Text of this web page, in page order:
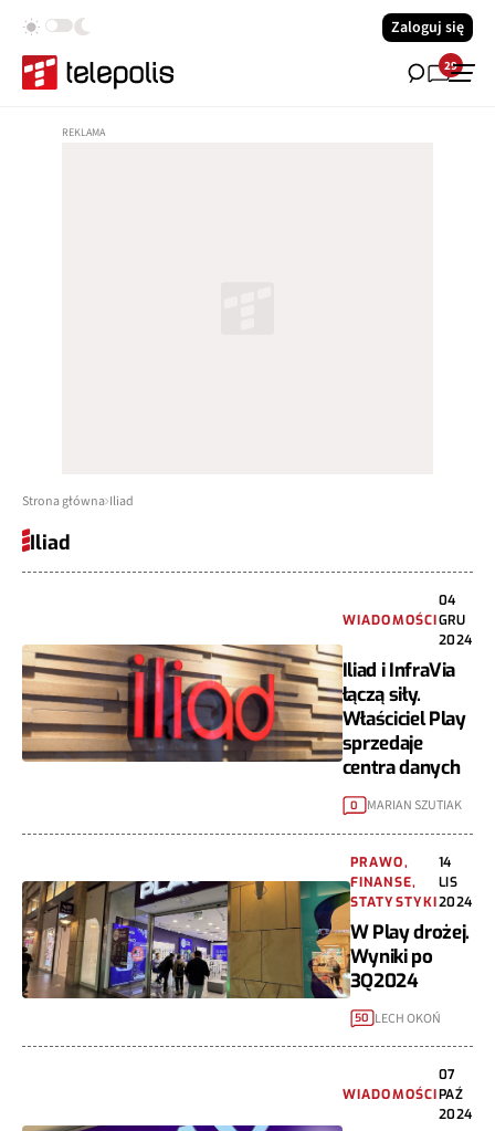
Zaloguj się
29
Strona główna Iliad
Iliad
WIADOMOŚCI
04
GRU
2024
Iliad i InfraVia
łączą siły.
Właściciel Play
sprzedaje
centra danych
0 MARIAN SZUTIAK
PRAWO,
FINANSE,
STATYSTYKI
14
LIS
2024
W Play drożej.
Wyniki po
3Q2024
50 LECH OKOŃ
WIADOMOŚCI
07
PAŹ
2024